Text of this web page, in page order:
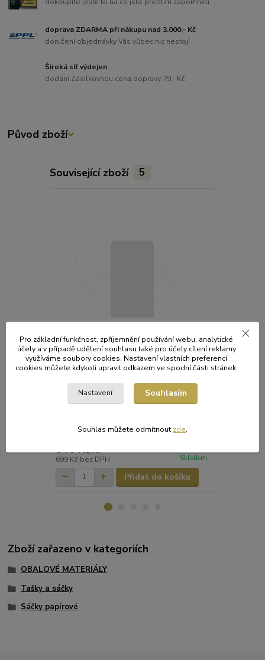
dokoupíte ještě to na co jste předtím zapomněli
doprava ZDARMA při nákupu nad 3.000,- Kč
doručení objednávky Vás vůbec nic nestojí
Široká síť výdejen
dodání Zásilkovnou cena dopravy 79,- Kč
Původ zboží
Související zboží 5
[4000 ks]
846 Kč/bal
699 Kč bez DPH Skladem
Přidat do košíku
675 Kč/
Zboží zařazeno v kategoriích
OBALOVÉ MATERIÁLY
Tašky a sáčky
Sáčky papírové
Pro základní funkčnost, zpříjemnění používání webu, analytické
účely a v případě udělení souhlasu také pro účely cílení reklamy
využíváme soubory cookies. Nastavení vlastních preferencí
cookies můžete kdykoli upravit odkazem ve spodní části stránek.
Nastavení Souhlasím
Souhlas můžete odmítnout zde.